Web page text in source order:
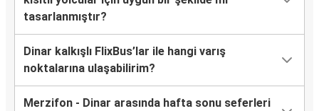
tasarlanmıştır?
Dinar kalkışlı FlixBus’lar ile hangi varış
noktalarına ulaşabilirim?
Merzifon - Dinar arasında hafta sonu seferleri